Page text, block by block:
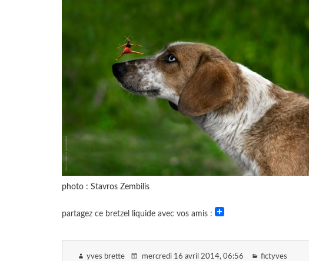
photo : Stavros Zembilis
partagez ce bretzel liquide avec vos amis :
yves brette mercredi 16 avril 2014, 06:56 fictyves